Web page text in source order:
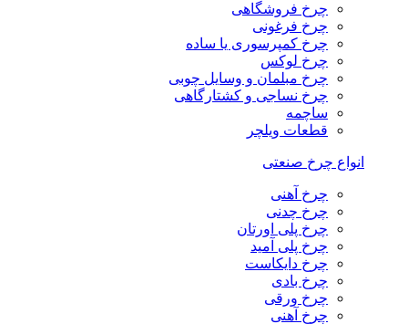
چرخ فروشگاهی
چرخ فرغونی
چرخ کمپرسوری یا ساده
چرخ لوکس
چرخ مبلمان و وسایل چوبی
چرخ نساجی و کشتارگاهی
ساچمه
قطعات ویلچر
انواع چرخ صنعتی
چرخ آهنی
چرخ چدنی
چرخ پلی اورتان
چرخ پلی آمید
چرخ دایکاست
چرخ بادی
چرخ ورقی
چرخ آهنی